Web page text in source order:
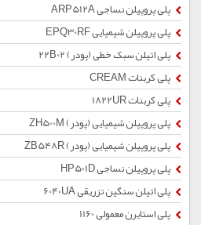
پلی پروپیلن نساجی ARP512A
پلی پروپیلن شیمیایی EPQ30RF
پلی اتیلن سبک خطی (پودر) 22B02
پلی کربنات CREAM
پلی کربنات 1822UR
پلی پروپیلن شیمیایی (پودر) ZH500M
پلی پروپیلن شیمیایی (پودر) ZB548R
پلی پروپیلن نساجی HP501D
پلی اتیلن سنگین تزریقی 6040UA
پلی استایرن معمولی 1160